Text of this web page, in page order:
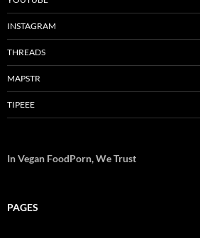
INSTAGRAM
THREADS
MAPSTR
TIPEEE
In Vegan FoodPorn, We Trust
PAGES